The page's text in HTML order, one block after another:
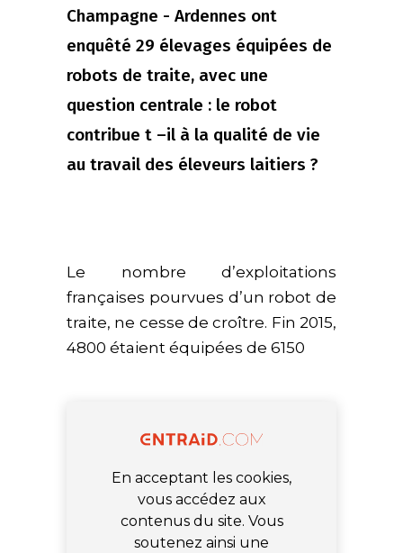
Champagne - Ardennes ont
enquêté 29 élevages équipées de
robots de traite, avec une
question centrale : le robot
contribue t –il à la qualité de vie
au travail des éleveurs laitiers ?
Le nombre d’exploitations
françaises pourvues d’un robot de
traite, ne cesse de croître. Fin 2015,
4800 étaient équipées de 6150
En acceptant les cookies,
vous accédez aux
contenus du site. Vous
soutenez ainsi une